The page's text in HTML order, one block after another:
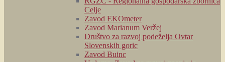
Celje
Zavod EKOmeter
Zavod Marianum Veržej
Društvo za razvoj podeželja Ovtar
Slovenskih goric
Zavod Buinc